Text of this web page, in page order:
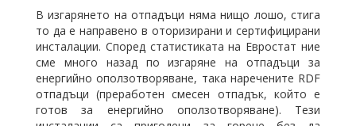
В изгарянето на отпадъци няма нищо лошо, стига
то да е направено в оторизирани и сертифицирани
инсталации. Според статистиката на Евростат ние
сме много назад по изгаряне на отпадъци за
енергийно оползотворяване, така наречените RDF
отпадъци (преработен смесен отпадък, който е
готов за енергийно оползотворяване). Тези